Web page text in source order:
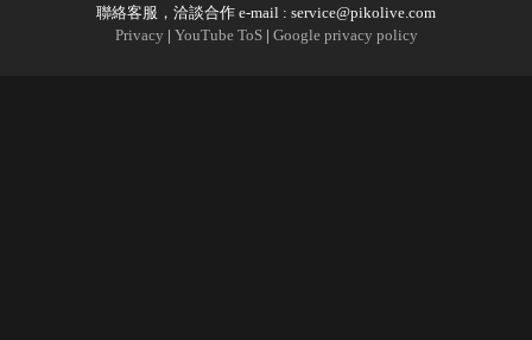
聯絡客服，洽談合作 e-mail : service@pikolive.com
Privacy | YouTube ToS| Google privacy policy